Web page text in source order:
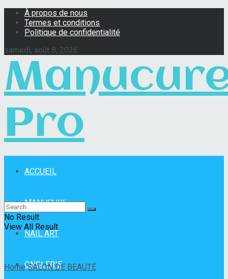
À propos de nous
Termes et conditions
Politique de confidentialité
samedi, août 8, 2026
Pro
ACCUEIL
MANUCURE
NAIL ART
ONGLERIE
No Result
View All Result
Home SALON DE BEAUTÉ